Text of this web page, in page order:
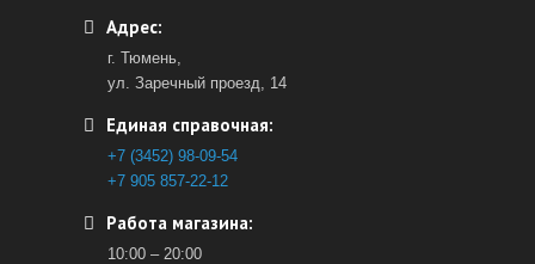
Адрес:
г. Тюмень,
ул. Заречный проезд, 14
Единая справочная:
+7 (3452) 98-09-54
+7 905 857-22-12
Работа магазина:
10:00 – 20:00